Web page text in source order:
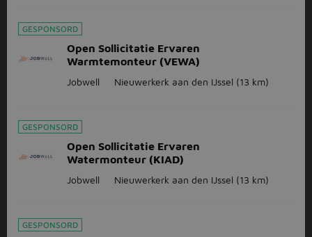
GESPONSORD
Open Sollicitatie Ervaren
Warmtemonteur (VEWA)
Jobwell Nieuwerkerk aan den IJssel (13 km)
GESPONSORD
Open Sollicitatie Ervaren
Watermonteur (KIAD)
Jobwell Nieuwerkerk aan den IJssel (13 km)
GESPONSORD